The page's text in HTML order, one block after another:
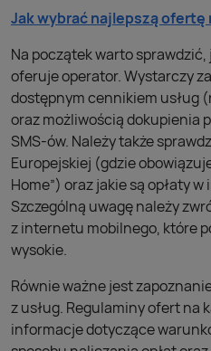
Jak wybrać najlepszą ofertę
Na początek warto
oferuje operator. Wystarczy
dostępnym cennikiem usług
oraz możliwością dokupienia
SMS-ów. Należy także
Europejskiej (gdzie
Home”) oraz jakie są opłaty
Szczególną uwagę należy
z internetu mobilnego, które
wysokie.
Równie ważne jest
z usług. Regulaminy ofert na
informacje dotyczące